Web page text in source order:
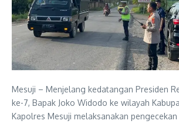
Mesuji – Menjelang kedatangan Presiden
ke-7, Bapak Joko Widodo ke wilayah
Kapolres Mesuji melaksanakan